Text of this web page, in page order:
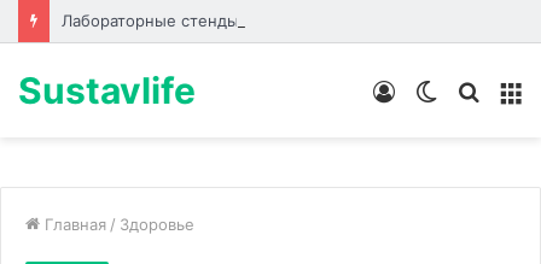
Лабораторные стенды по направлениям
Sustavlife
Switch
Войти
Главная / Здоровье